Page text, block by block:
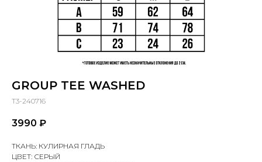
GROUP TEE WASHED
T3-240716
3990 ₽
ТКАНЬ: КУЛИРНАЯ ГЛАДЬ
ЦВЕТ: СЕРЫЙ